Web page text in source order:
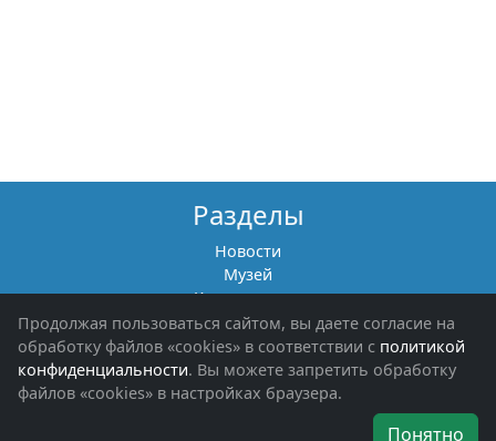
Разделы
Новости
Музей
Книги памяти
Фотоальбомы
Обращения граждан
Помощь участникам СВО и их семьям
Об организации
Продолжая пользоваться сайтом, вы даете согласие на
обработку файлов «cookies» в соответствии с политикой
конфиденциальности. Вы можете запретить обработку
файлов «cookies» в настройках браузера.
Понятно